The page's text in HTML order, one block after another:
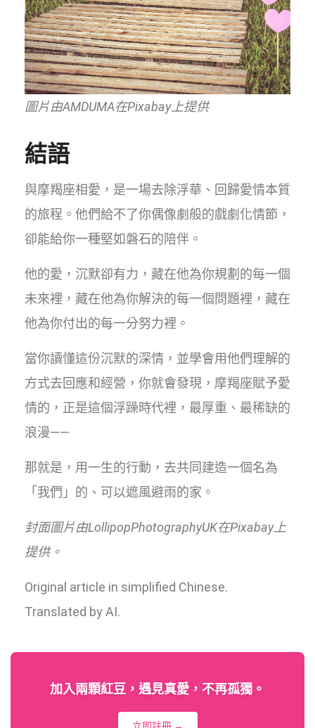
圖片由AMDUMA在Pixabay上提供
結語
與摩羯座相愛，是一場去除浮華、回歸愛情本質
的旅程。他們給不了你偶像劇般的戲劇化情節，
卻能給你一種堅如磐石的陪伴。
他的愛，沉默卻有力，藏在他為你規劃的每一個
未來裡，藏在他為你解決的每一個問題裡，藏在
他為你付出的每一分努力裡。
當你讀懂這份沉默的深情，並學會用他們理解的
方式去回應和經營，你就會發現，摩羯座賦予愛
情的，正是這個浮躁時代裡，最厚重、最稀缺的
浪漫——
那就是，用一生的行動，去共同建造一個名為
「我們」的、可以遮風避雨的家。
封面圖片由LollipopPhotographyUK在Pixabay上
提供。
Original article in simplified Chinese.
Translated by AI.
加入兩顆紅豆，遇見真愛，不再孤獨。
立即註冊 →